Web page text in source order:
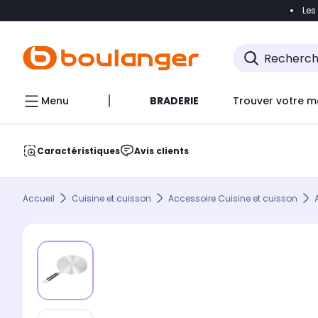
Accéder
Menu BRADERIE Trouver votre
Caractéristiques Avis clients
Accueil Cuisine et cuisson Accessoire Cuisine et cuisson